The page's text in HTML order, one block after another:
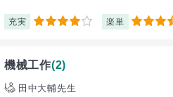
充実 4 楽単 3.5
機械工作(2)
田中大輔先生